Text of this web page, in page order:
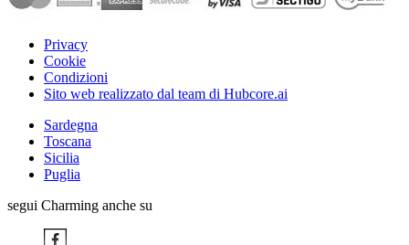
Privacy
Cookie
Condizioni
Sito web realizzato dal team di Hubcore.ai
Sardegna
Toscana
Sicilia
Puglia
segui Charming anche su